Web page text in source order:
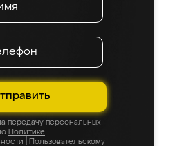
передачу персональных
Политике
Пользовательскому